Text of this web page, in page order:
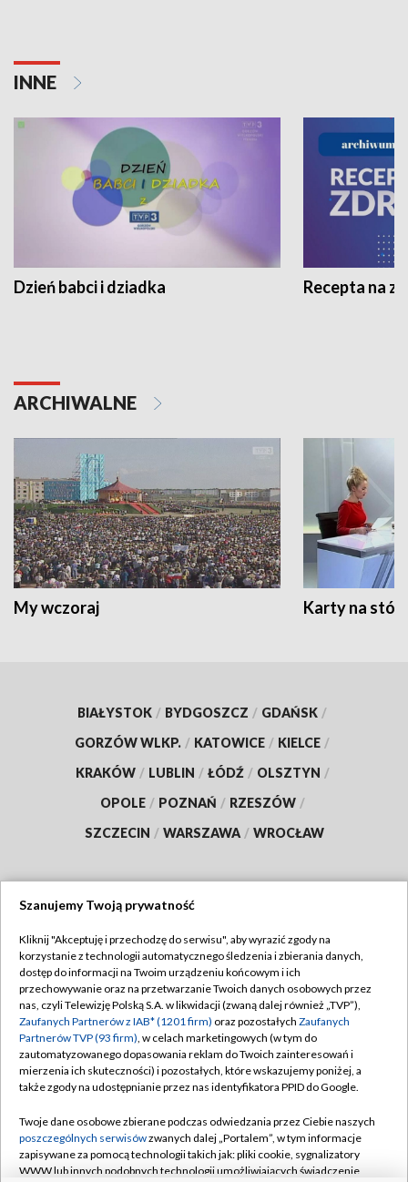
INNE
Dzień babci i dziadka Recepta na
ARCHIWALNE
My wczoraj Karty na
BIAŁYSTOK / BYDGOSZCZ / GDAŃSK /
GORZÓW WLKP. / KATOWICE / KIELCE /
KRAKÓW / LUBLIN / ŁÓDŹ / OLSZTYN /
OPOLE / POZNAŃ / RZESZÓW /
SZCZECIN / WARSZAWA / WROCŁAW
TVP
Abonament TVP
Emisja w TVP
Centrum informacji TVP
Naziemna Telewizja Cyfrowa
Rada Programowa
System NOS
Regulamin TVP
Polityka prywatności
Moje zgody
Pomoc
Kontakt
Szanujemy Twoją prywatność
Kliknij "Akceptuję i przechodzę do serwisu", aby wyrazić zgody na
korzystanie z technologii automatycznego śledzenia i zbierania danych,
dostęp do informacji na Twoim urządzeniu końcowym i ich
przechowywanie oraz na przetwarzanie Twoich danych osobowych przez
nas, czyli Telewizję Polską S.A. w likwidacji (zwaną dalej również „TVP”),
Zaufanych Partnerów z IAB* (1201 firm) oraz pozostałych Zaufanych
Partnerów TVP (93 firm), w celach marketingowych (w tym do
zautomatyzowanego dopasowania reklam do Twoich zainteresowań i
mierzenia ich skuteczności) i pozostałych, które wskazujemy poniżej, a
także zgody na udostępnianie przez nas identyfikatora PPID do Google.
Twoje dane osobowe zbierane podczas odwiedzania przez Ciebie naszych
poszczególnych serwisówzwanych dalej „Portalem”, w tym informacje
zapisywane za pomocą technologii takich jak: pliki cookie, sygnalizatory
WWW lub innych podobnych technologii umożliwiających świadczenie